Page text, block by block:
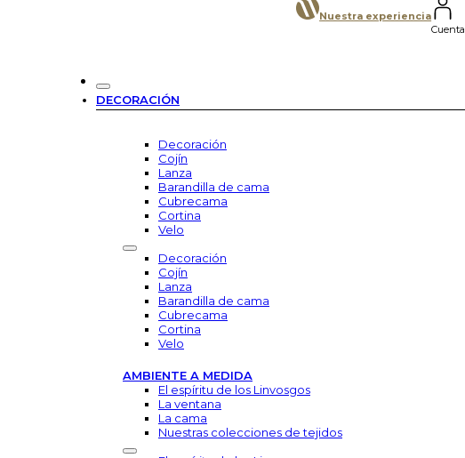
Nuestra experiencia
Cuenta
DECORACIÓN
Decoración
Cojín
Lanza
Barandilla de cama
Cubrecama
Cortina
Velo
Decoración
Cojín
Lanza
Barandilla de cama
Cubrecama
Cortina
Velo
AMBIENTE A MEDIDA
El espíritu de los Linvosgos
La ventana
La cama
Nuestras colecciones de tejidos